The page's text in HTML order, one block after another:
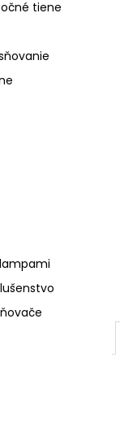
tiene
PROTI